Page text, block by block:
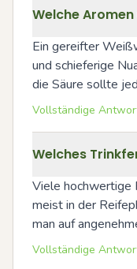
Welche
Ein gereifter
und schieferige
die Säure sollte
Vollständige
Welches
Viele hochwertige
meist in der
man auf
Vollständige